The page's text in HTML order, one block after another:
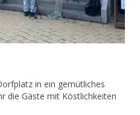
in ein gemütliches
die Gäste mit Köstlichkeiten